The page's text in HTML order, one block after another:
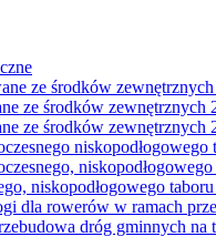
ze środków
ze środków zewnętrznych
ze środków zewnętrznych
niskopodłogowego
dla rowerów w ramach
dróg gminnych na